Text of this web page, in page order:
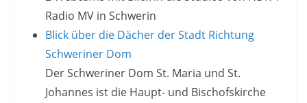
Radio MV in Schwerin
Blick über die Dächer der Stadt Richtung
Schweriner Dom
Der Schweriner Dom St. Maria und St.
Johannes ist die Haupt- und Bischofskirche